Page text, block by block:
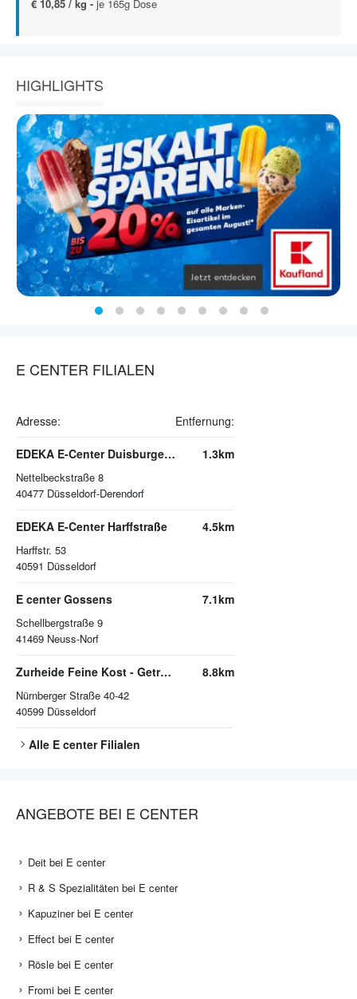
€ 10,85 / kg - je 165g Dose
HIGHLIGHTS
E CENTER FILIALEN
Adresse: Entfernung:
EDEKA E-Center Duisburger Straße
Nettelbeckstraße 8
40477 Düsseldorf-Derendorf
1.3km
EDEKA E-Center Harffstraße
Harffstr. 53
40591 Düsseldorf
4.5km
E center Gossens
Schellbergstraße 9
41469 Neuss-Norf
7.1km
Zurheide Feine Kost - Getränkemarkt
Nürnberger Straße 40-42
40599 Düsseldorf
8.8km
Alle E centerFilialen
ANGEBOTE BEI E CENTER
Deit bei E center
R & S Spezialitäten bei E center
Kapuziner bei E center
Effect bei E center
Rösle bei E center
Fromi bei E center